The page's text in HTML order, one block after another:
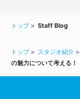
トップ Staff Blog
トップ スタジオ紹介
の魅力について考える！